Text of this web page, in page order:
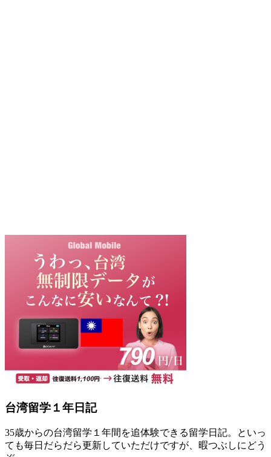
台湾留学１年日記
35歳からの台湾留学１年間を追体験できる留学日記。といっ
ても毎日だらだら更新していただけですが、暇つぶしにどう